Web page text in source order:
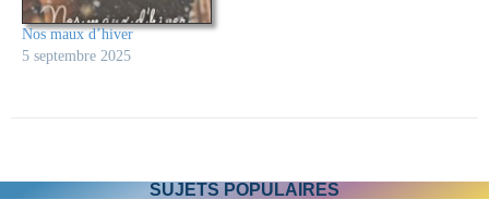
Nos maux d’hiver
5 septembre 2025
SUJETS POPULAIRES